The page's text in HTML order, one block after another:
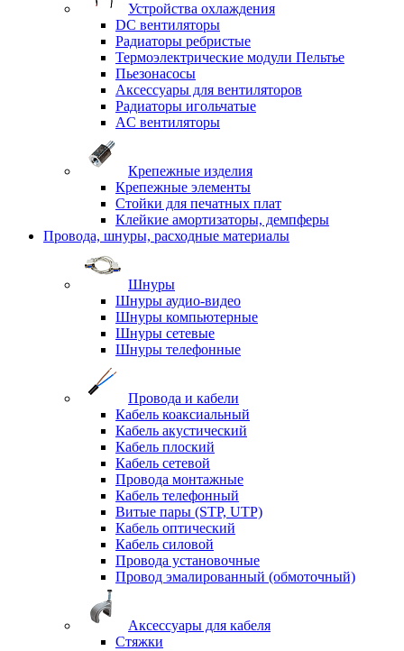
Устройства охлаждения
DC вентиляторы
Радиаторы ребристые
Термоэлектрические модули Пельтье
Пьезонасосы
Аксессуары для вентиляторов
Радиаторы игольчатые
AC вентиляторы
Крепежные изделия
Крепежные элементы
Стойки для печатных плат
Клейкие амортизаторы, демпферы
Провода, шнуры, расходные материалы
Шнуры
Шнуры аудио-видео
Шнуры компьютерные
Шнуры сетевые
Шнуры телефонные
Провода и кабели
Кабель коаксиальный
Кабель акустический
Кабель плоский
Кабель сетевой
Провода монтажные
Кабель телефонный
Витые пары (STP, UTP)
Кабель оптический
Кабель силовой
Провода установочные
Провод эмалированный (обмоточный)
Аксессуары для кабеля
Стяжки